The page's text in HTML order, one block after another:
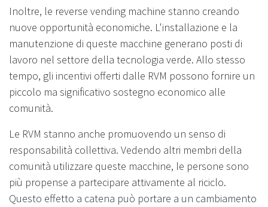
Inoltre, le reverse vending machine stanno creando
nuove opportunità economiche. L'installazione e la
manutenzione di queste macchine generano posti di
lavoro nel settore della tecnologia verde. Allo stesso
tempo, gli incentivi offerti dalle RVM possono fornire un
piccolo ma significativo sostegno economico alle
comunità.
Le RVM stanno anche promuovendo un senso di
responsabilità collettiva. Vedendo altri membri della
comunità utilizzare queste macchine, le persone sono
più propense a partecipare attivamente al riciclo.
Questo effetto a catena può portare a un cambiamento